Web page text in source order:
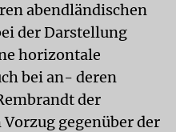
abendländischen
der Darstellung
horizontale
bei an- deren
der
gegenüber der